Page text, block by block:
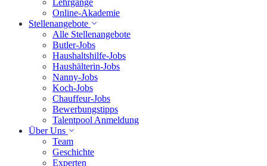
Lehrgänge
Online-Akademie
Stellenangebote
Alle Stellenangebote
Butler-Jobs
Haushaltshilfe-Jobs
Haushälterin-Jobs
Nanny-Jobs
Koch-Jobs
Chauffeur-Jobs
Bewerbungstipps
Talentpool Anmeldung
Über Uns
Team
Geschichte
Experten